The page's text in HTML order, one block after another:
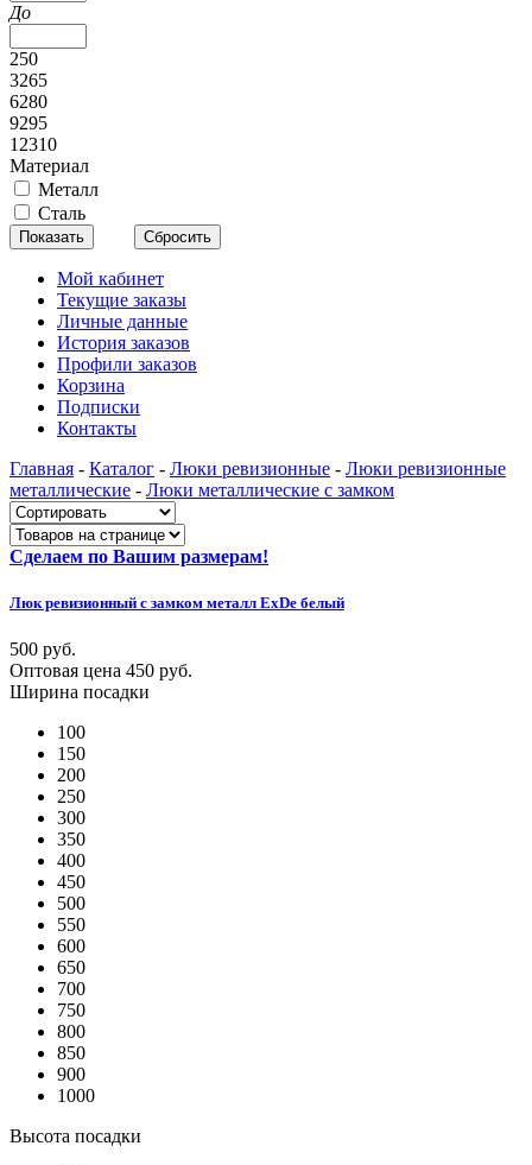
До
250
3265
6280
9295
12310
Материал
Металл
Сталь
Мой кабинет
Текущие заказы
Личные данные
История заказов
Профили заказов
Корзина
Подписки
Контакты
Главная - Каталог - Люки ревизионные - Люки ревизионные
металлические - Люки металлические с замком
Сделаем по Вашим размерам!
Люк ревизионный с замком металл ExDe белый
500 руб.
Оптовая цена 450 руб.
Ширина посадки
100
150
200
250
300
350
400
450
500
550
600
650
700
750
800
850
900
1000
Высота посадки